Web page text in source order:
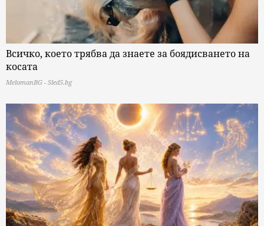
Всичко, което трябва да знаете за боядисването на
косата
MelomanBG - Sled5.bg